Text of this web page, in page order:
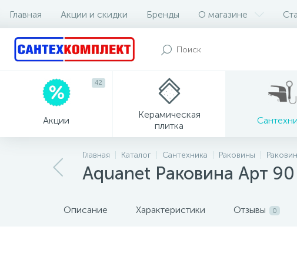
Главная Акции и скидки Бренды О магазине
Акции
42
Керамическая
плитка
Главная Каталог Сантехника Раковины
Aquanet Раковина Арт
Описание Характеристики Отзывы 0